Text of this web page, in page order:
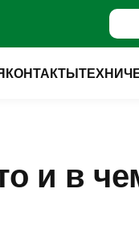
КОНТАКТЫ
и в